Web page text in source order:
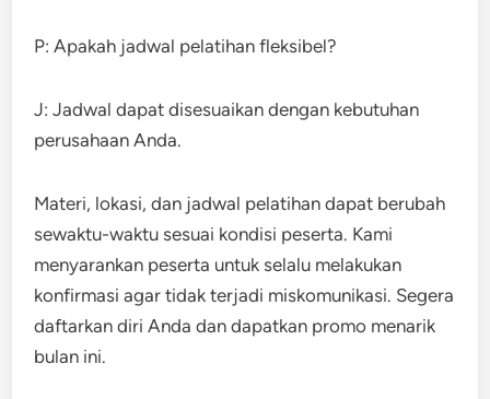
P: Apakah jadwal pelatihan fleksibel?
J: Jadwal dapat disesuaikan dengan kebutuhan
perusahaan Anda.
Materi, lokasi, dan jadwal pelatihan dapat berubah
sewaktu-waktu sesuai kondisi peserta. Kami
menyarankan peserta untuk selalu melakukan
konfirmasi agar tidak terjadi miskomunikasi. Segera
daftarkan diri Anda dan dapatkan promo menarik
bulan ini.